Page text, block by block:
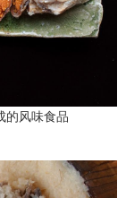
的风味食品